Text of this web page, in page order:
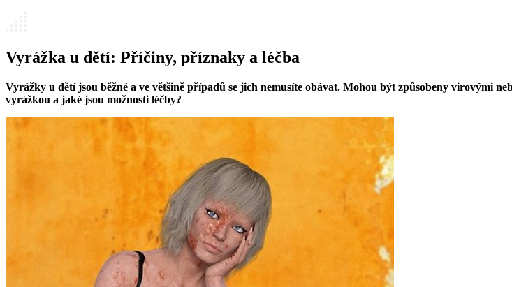
Vyrážka u dětí: Příčiny, příznaky a léčba
Vyrážky u dětí jsou běžné a ve většině případů se jich nemusíte obávat. Mohou být způsobeny virovými
vyrážkou a jaké jsou možnosti léčby?